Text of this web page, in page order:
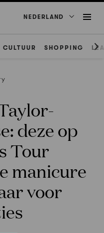
NEDERLAND
CULTUUR SHOPPING
deze op
Tour
manicure
voor